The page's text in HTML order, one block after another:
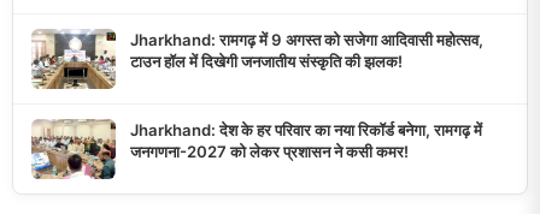
Jharkhand: रामगढ़ में 9 अगस्त को सजेगा आदिवासी महोत्सव,
टाउन हॉल में दिखेगी जनजातीय संस्कृति की झलक!
Jharkhand: देश के हर परिवार का नया रिकॉर्ड बनेगा, रामगढ़ में
जनगणना-2027 को लेकर प्रशासन ने कसी कमर!